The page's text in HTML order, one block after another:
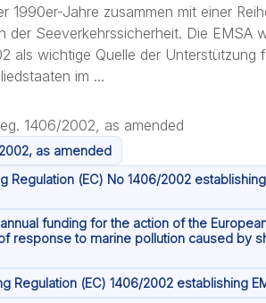
1990er-Jahre zusammen mit einer
der Seeverkehrssicherheit. Die EMSA
als wichtige Quelle der Unterstützung
im ...
as amended
Regulation (EC) No 1406/2002
funding for the action of the
response to marine pollution caused by
Regulation (EC) 1406/2002 establishing